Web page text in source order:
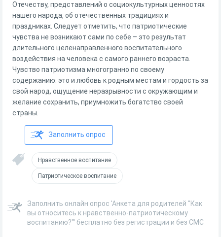
Отечеству, представлений о социокультурных ценностях
нашего народа, об отечественных традициях и
праздниках. Следует отметить, что патриотические
чувства не возникают сами по себе – это результат
длительного целенаправленного воспитательного
воздействия на человека с самого раннего возраста.
Чувство патриотизма многогранно по своему
содержанию: это и любовь к родным местам и гордость за
свой народ, ощущение неразрывности с окружающим и
желание сохранить, приумножить богатство своей
страны.
Заполнить опрос
Нравственное воспитание
Патриотическое воспитание
Заполнить онлайн опрос 'Анкета для родителей "Как
вы относитесь к нравственно-патриотическому
воспитанию?"' бесплатно без регистрации и без СМС